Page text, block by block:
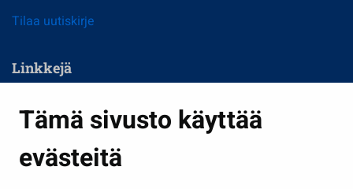
Tämä sivusto käyttää
evästeitä
Tilaa uutiskirje
Linkkejä
Kasvatus ja opetus
Kulttuuri ja liikunta